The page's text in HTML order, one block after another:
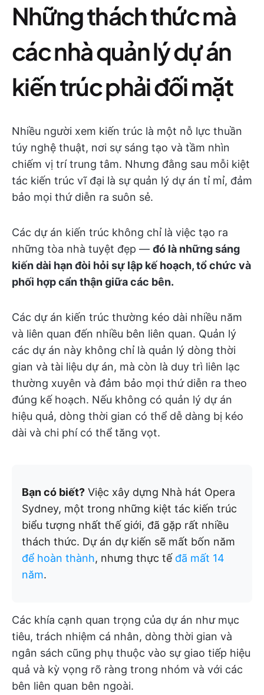
Những thách thức mà
các nhà quản lý dự án
kiến trúc phải đối mặt
Nhiều người xem kiến trúc là một nỗ lực thuần
túy nghệ thuật, nơi sự sáng tạo và tầm nhìn
chiếm vị trí trung tâm. Nhưng đằng sau mỗi kiệt
tác kiến trúc vĩ đại là sự quản lý dự án tỉ mỉ, đảm
bảo mọi thứ diễn ra suôn sẻ.
Các dự án kiến trúc không chỉ là việc tạo ra
những tòa nhà tuyệt đẹp — đó là những sáng
kiến dài hạnđòi hỏi sự lập kế hoạch, tổ chức và
phối hợp cẩn thận giữa các bên.
Các dự án kiến trúc thường kéo dài nhiều năm
và liên quan đến nhiều bên liên quan. Quản lý
các dự án này không chỉ là quản lý dòng thời
gian và tài liệu dự án, mà còn là duy trì liên lạc
thường xuyên và đảm bảo mọi thứ diễn ra theo
đúng kế hoạch. Nếu không có quản lý dự án
hiệu quả, dòng thời gian có thể dễ dàng bị kéo
dài và chi phí có thể tăng vọt.
Bạn có biết? Việc xây dựng Nhà hát Opera
Sydney, một trong những kiệt tác kiến trúc
biểu tượng nhất thế giới, đã gặp rất nhiều
thách thức. Dự án dự kiến sẽ mất bốn năm
để hoàn thành, nhưng thực tế đã mất 14
năm.
Các khía cạnh quan trọng của dự án như mục
tiêu, trách nhiệm cá nhân, dòng thời gian và
ngân sách cũng phụ thuộc vào sự giao tiếp hiệu
quả và kỳ vọng rõ ràng trong nhóm và với các
bên liên quan bên ngoài.